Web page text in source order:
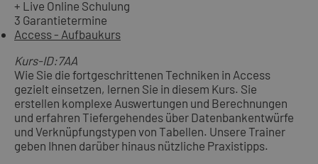
+ Live Online Schulung
3 Garantietermine
Access - Aufbaukurs
Kurs-ID:7AA
Wie Sie die fortgeschrittenen Techniken in Access
gezielt einsetzen, lernen Sie in diesem Kurs. Sie
erstellen komplexe Auswertungen und Berechnungen
und erfahren Tiefergehendes über Datenbankentwürfe
und Verknüpfungstypen von Tabellen. Unsere Trainer
geben Ihnen darüber hinaus nützliche Praxistipps.